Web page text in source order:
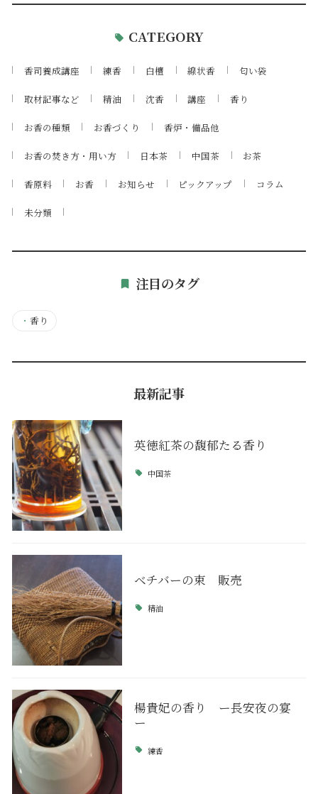
CATEGORY
香司養成講座 練香 白檀 線状香 匂い袋
取材記事など 精油 沈香 講座 香り
お香の種類 お香づくり 香炉・備品他
お香の焚き方・用い方 日本茶 中国茶 お茶
香原料 お香 お知らせ ピックアップ コラム
未分類
注目のタグ
・ 香り
最新記事
英徳紅茶の馥郁たる香り
中国茶
ベチバーの束 販売
精油
楊貴妃の香り ー長安夜の宴
ー
練香